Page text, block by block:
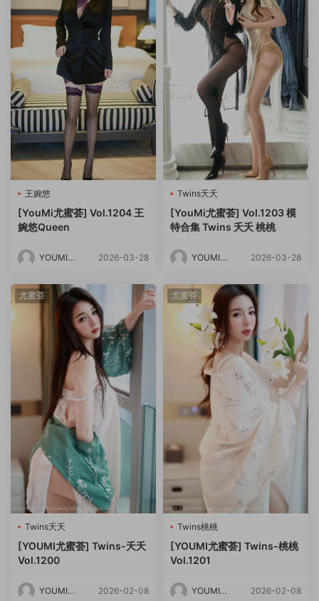
王婉悠
[YouMi尤蜜荟] Vol.1204 王
婉悠Queen
YOUMI尤
2026-03-28
Twins夭夭
[YouMi尤蜜荟] Vol.1203 模
特合集 Twins 夭夭 桃桃
YOUMI尤
2026-03-28
尤蜜荟
Twins夭夭
[YOUMI尤蜜荟] Twins-夭夭
Vol.1200
YOUMI尤
2026-02-08
尤蜜荟
Twins桃桃
[YOUMI尤蜜荟] Twins-桃桃
Vol.1201
YOUMI尤
2026-02-08